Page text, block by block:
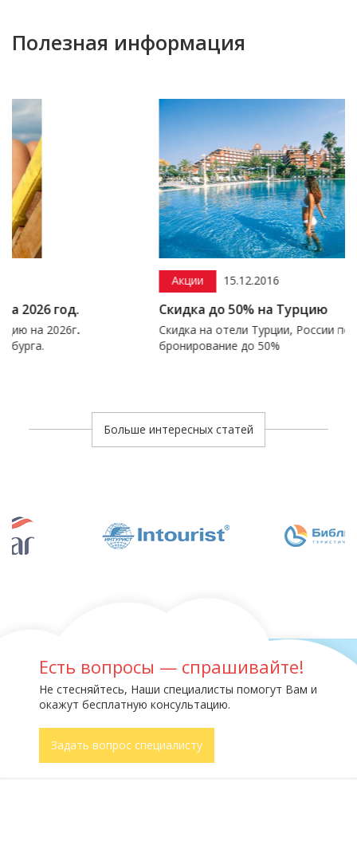
Полезная информация
15.12.2016
Скидка до 50% на Турцию
Скидка на отели Турции, России по акции раннего
бронирование до 50%
Больше интересных статей
Есть вопросы — спрашивайте!
Не стесняйтесь, Наши специалисты помогут Вам и
окажут бесплатную консультацию.
Задать вопрос специалисту